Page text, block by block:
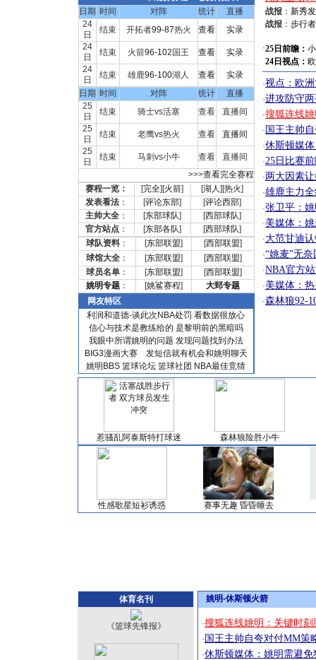
日期 时间 对阵 统计
直播
24
日
结束 开拓者99-87热火 查看
实录
24
日
结束 火箭96-102 国王 查看
实录
24
日
结束 雄鹿96-100湖人 查看
实录
日期 时间 对阵 统计
直播
25
日
结束 骑士vs活塞 查看
直播间
25
日
结束 老鹰vs热火 查看
直播间
25
日
结束 马刺vs小牛 查看
直播间
>>>查看完全赛程
赛程一览：
[完全][火箭] [湖人][热火]
发表看法： [评论东部] [评论西部]
主帅大全： [东部球队] [西部球队]
官方站点： [东部各队] [西部球队]
球队资料： [东部联盟] [西部联盟]
球馆大全： [东部联盟] [西部联盟]
球员名单： [东部联盟] [西部联盟]
姚明专题： [姚鲨赛程]
大郅专题
网友特区
利润和道德-谈此次NBA处罚 看数据很放心
信心与技术是教练给的 是黎明前的黑暗吗
我眼中所谓姚明的问题 发现问题找到办法
BIG3漫画大赛
发短信就有机会和姚明聊天
姚明BBS 篮球论坛 篮球社团 NBA最佳竞猜
战报： 新秀
战报： 步行
·25日前瞻：
24日视点：
·视点：欧
·进攻防守
·搜狐连线
· 国王主帅
·休斯顿媒
·25日比赛
·两大因素
·雄鹿主力
·张卫平：
·美媒体：
·大范甘迪
·“姚麦”无
·NBA官方
·美媒体：
·森林狼92-
惹骚乱阿泰斯特打球迷 森林狼险胜小牛
性感歌星短衫诱惑 赛事无趣 昏昏睡去
体育名刊
《篮球先锋报》
姚明-休斯顿火箭
·搜狐连线姚明：关键时
·国王主帅自夸对付MM策
·休斯顿媒体：姚明需避